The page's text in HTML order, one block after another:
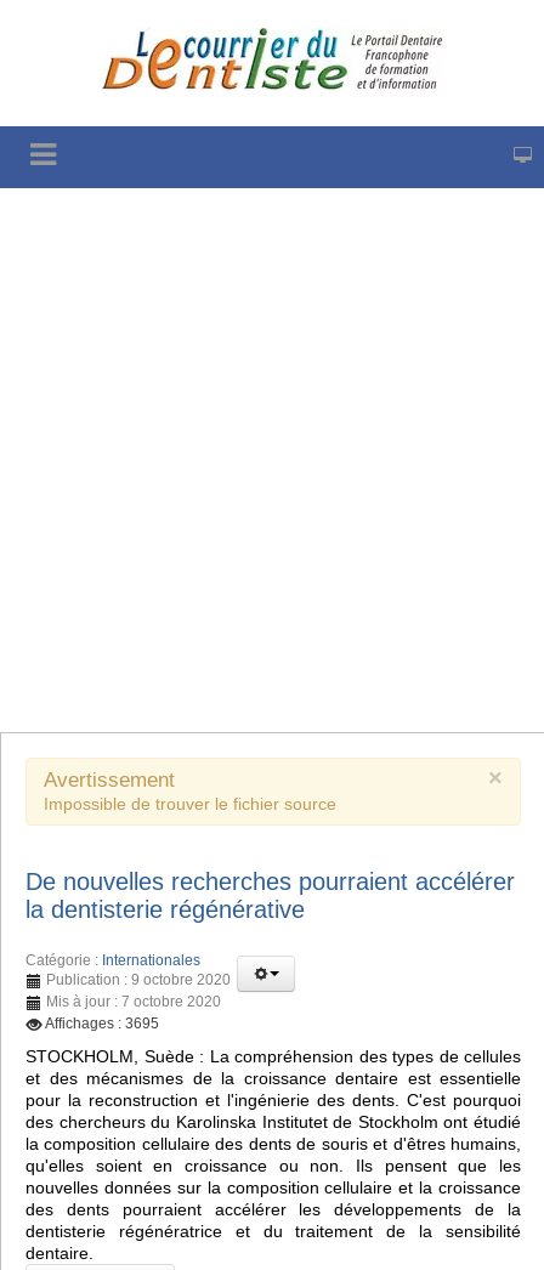
×
Avertissement
Impossible de trouver le fichier source
De nouvelles recherches pourraient accélérer
la dentisterie régénérative
Catégorie : Internationales
Publication : 9 octobre 2020
Mis à jour : 7 octobre 2020
Affichages : 3695
STOCKHOLM, Suède : La compréhension des types de cellules
et des mécanismes de la croissance dentaire est essentielle
pour la reconstruction et l'ingénierie des dents. C'est pourquoi
des chercheurs du Karolinska Institutet de Stockholm ont étudié
la composition cellulaire des dents de souris et d'êtres humains,
qu'elles soient en croissance ou non. Ils pensent que les
nouvelles données sur la composition cellulaire et la croissance
des dents pourraient accélérer les développements de la
dentisterie régénératrice et du traitement de la sensibilité
dentaire.